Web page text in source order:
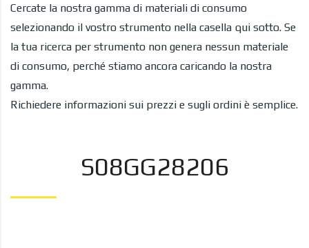
Cercate la nostra gamma di materiali di consumo
selezionando il vostro strumento nella casella qui sotto. Se
la tua ricerca per strumento non genera nessun materiale
di consumo, perché stiamo ancora caricando la nostra
gamma.
Richiedere informazioni sui prezzi e sugli ordini è semplice.
S08GG28206